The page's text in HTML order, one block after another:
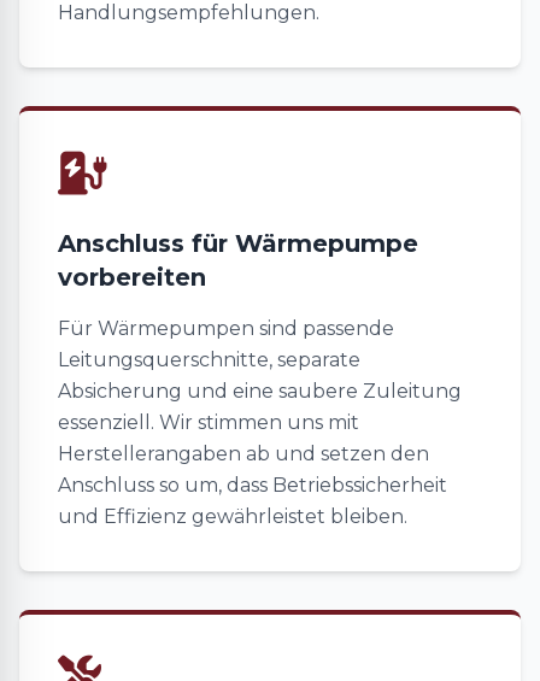
Handlungsempfehlungen.
Anschluss für Wärmepumpe
vorbereiten
Für Wärmepumpen sind passende
Leitungsquerschnitte, separate
Absicherung und eine saubere Zuleitung
essenziell. Wir stimmen uns mit
Herstellerangaben ab und setzen den
Anschluss so um, dass Betriebssicherheit
und Effizienz gewährleistet bleiben.